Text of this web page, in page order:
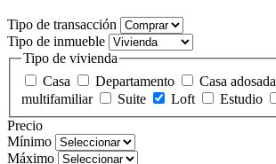
Tipo de transacción
Tipo de inmueble
Tipo de vivienda
Casa
Departamento Casa adosada
multifamiliar
Suite Loft Estudio
Precio
Mínimo
Máximo